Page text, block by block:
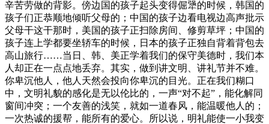
辛苦劳做的背影。傍边国的孩子起头变得倔犟的时候，韩国的
孩子们正恭顺地倾听父母的；中国的孩子边看电视边高声批示
父母干这干那时，美国的孩子正扫除房间、修剪草坪；中国的
孩子连上学都要坐轿车的时候，日本的孩子正独自背着背包去
高山旅行……当日、韩、美正学着我们的保守美德时，我们本
人却正在一点点地丢弃。其实，做到讲文明、讲礼节并不难。
你卑沉他人，他人天然会投向你卑沉的目光。正在我们糊口
中，文明礼貌的感化是无以伦比的，一声“对不起”，能化解同
窗间冲突；一个友善的浅笑，就如一道春风，能温暖他人的；
一次热诚的援帮，能所有的爱心。所以说，明礼能使一小我变